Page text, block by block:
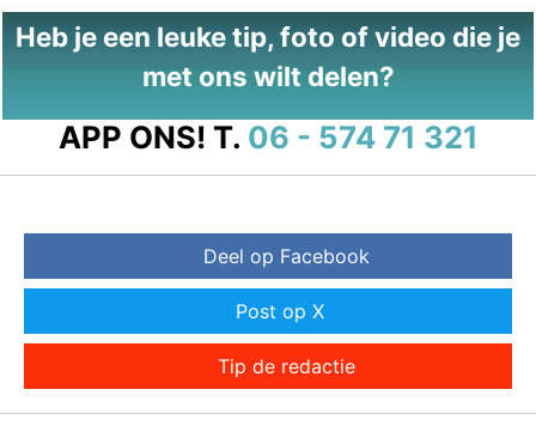
Heb je een leuke tip, foto of video die je
met ons wilt delen?
APP ONS! T. 06 - 574 71 321
Deel op Facebook
Post op X
Tip de redactie